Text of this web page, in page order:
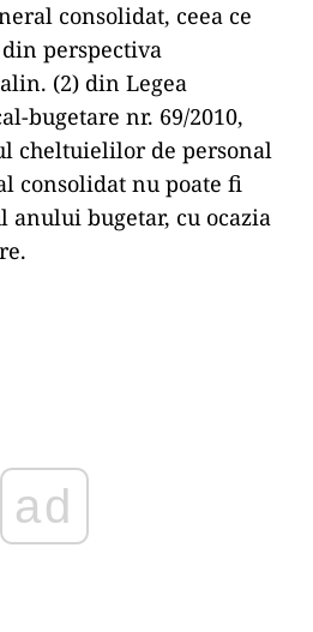
consolidat, ceea ce
perspectiva
(2) din Legea
bugetare nr. 69/2010,
cheltuielilor de personal
consolidat nu poate fi
anului bugetar, cu ocazia
ad